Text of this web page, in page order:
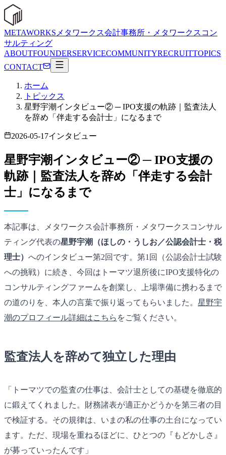
METAWORKS メタワークス会計事務所・メタワークスコン
サルティング
ABOUTFOUNDERSERVICECOMMUNITYRECRUITTOPICS
CONTACT
ホーム
トピックス
星野宇潮インタビュー② ─ IPO支援の軌跡｜監査法人
を辞め「伴走する会計士」になるまで
2026-05-17インタビュー
星野宇潮インタビュー② ─ IPO支援の
軌跡｜監査法人を辞め「伴走する会計
士」になるまで
本記事は、メタワークス会計事務所・メタワークスコンサル
ティング代表の星野宇潮（ほしの・うしお／公認会計士・税
理士） へのインタビュー第2回です。第1回（公認会計士試験
への挑戦）に続き、今回はトーマツ退所後にIPO支援特化の
コンサルティングファームを創業し、上場準備に携わるまで
の道のりを、本人の言葉で振り返ってもらいました。 星野宇
潮のプロフィール詳細はこちら をご覧ください。
監査法人を辞めて独立した理由
「トーマツでの監査の仕事は、会計士としての基礎を徹底的
に鍛えてくれました。財務諸表が適正かどうかを第三者の目
で検証する。その規律は、いまの私の仕事の土台になってい
ます。ただ、現場を重ねるほどに、ひとつの『もどかしさ』
が募っていったんです」